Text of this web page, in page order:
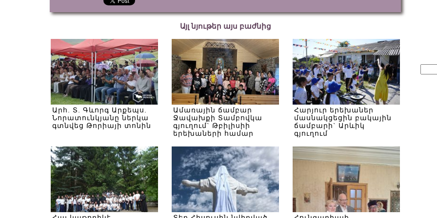
Այլ նյութեր այս բաժնից
Արհ. Տ. Գևորգ Արքեպս.
Նորատունկյանը ներկա
գտնվեց Թորիայի տոնին
Ամառային ճամբար
Ջավախքի Տամբովկա
գյուղում` Թբիլիսիի
երեխաների համար
Հարյուր երեխաներ
մասնակցեցին բակային
ճամբարի` Արևիկ
գյուղում
for: